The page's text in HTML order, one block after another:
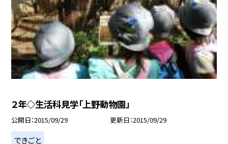
２年◇生活科見学「上野動物園」
公開日 2015/09/29 更新日 2015/09/29
できごと